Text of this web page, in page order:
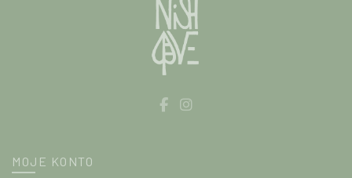
MOJE KONTO